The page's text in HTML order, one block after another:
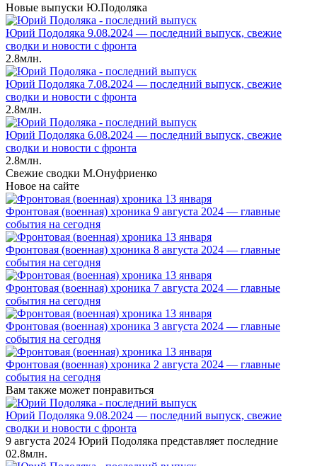
Новые выпуски Ю.Подоляка
Юрий Подоляка 9.08.2024 — последний выпуск, свежие
сводки и новости с фронта
2.8млн.
Юрий Подоляка 7.08.2024 — последний выпуск, свежие
сводки и новости с фронта
2.8млн.
Юрий Подоляка 6.08.2024 — последний выпуск, свежие
сводки и новости с фронта
2.8млн.
Свежие сводки М.Онуфриенко
Новое на сайте
Фронтовая (военная) хроника 9 августа 2024 — главные
события на сегодня
Фронтовая (военная) хроника 8 августа 2024 — главные
события на сегодня
Фронтовая (военная) хроника 7 августа 2024 — главные
события на сегодня
Фронтовая (военная) хроника 3 августа 2024 — главные
события на сегодня
Фронтовая (военная) хроника 2 августа 2024 — главные
события на сегодня
Вам также может понравиться
Юрий Подоляка 9.08.2024 — последний выпуск, свежие
сводки и новости с фронта
9 августа 2024 Юрий Подоляка представляет последние
02.8млн.